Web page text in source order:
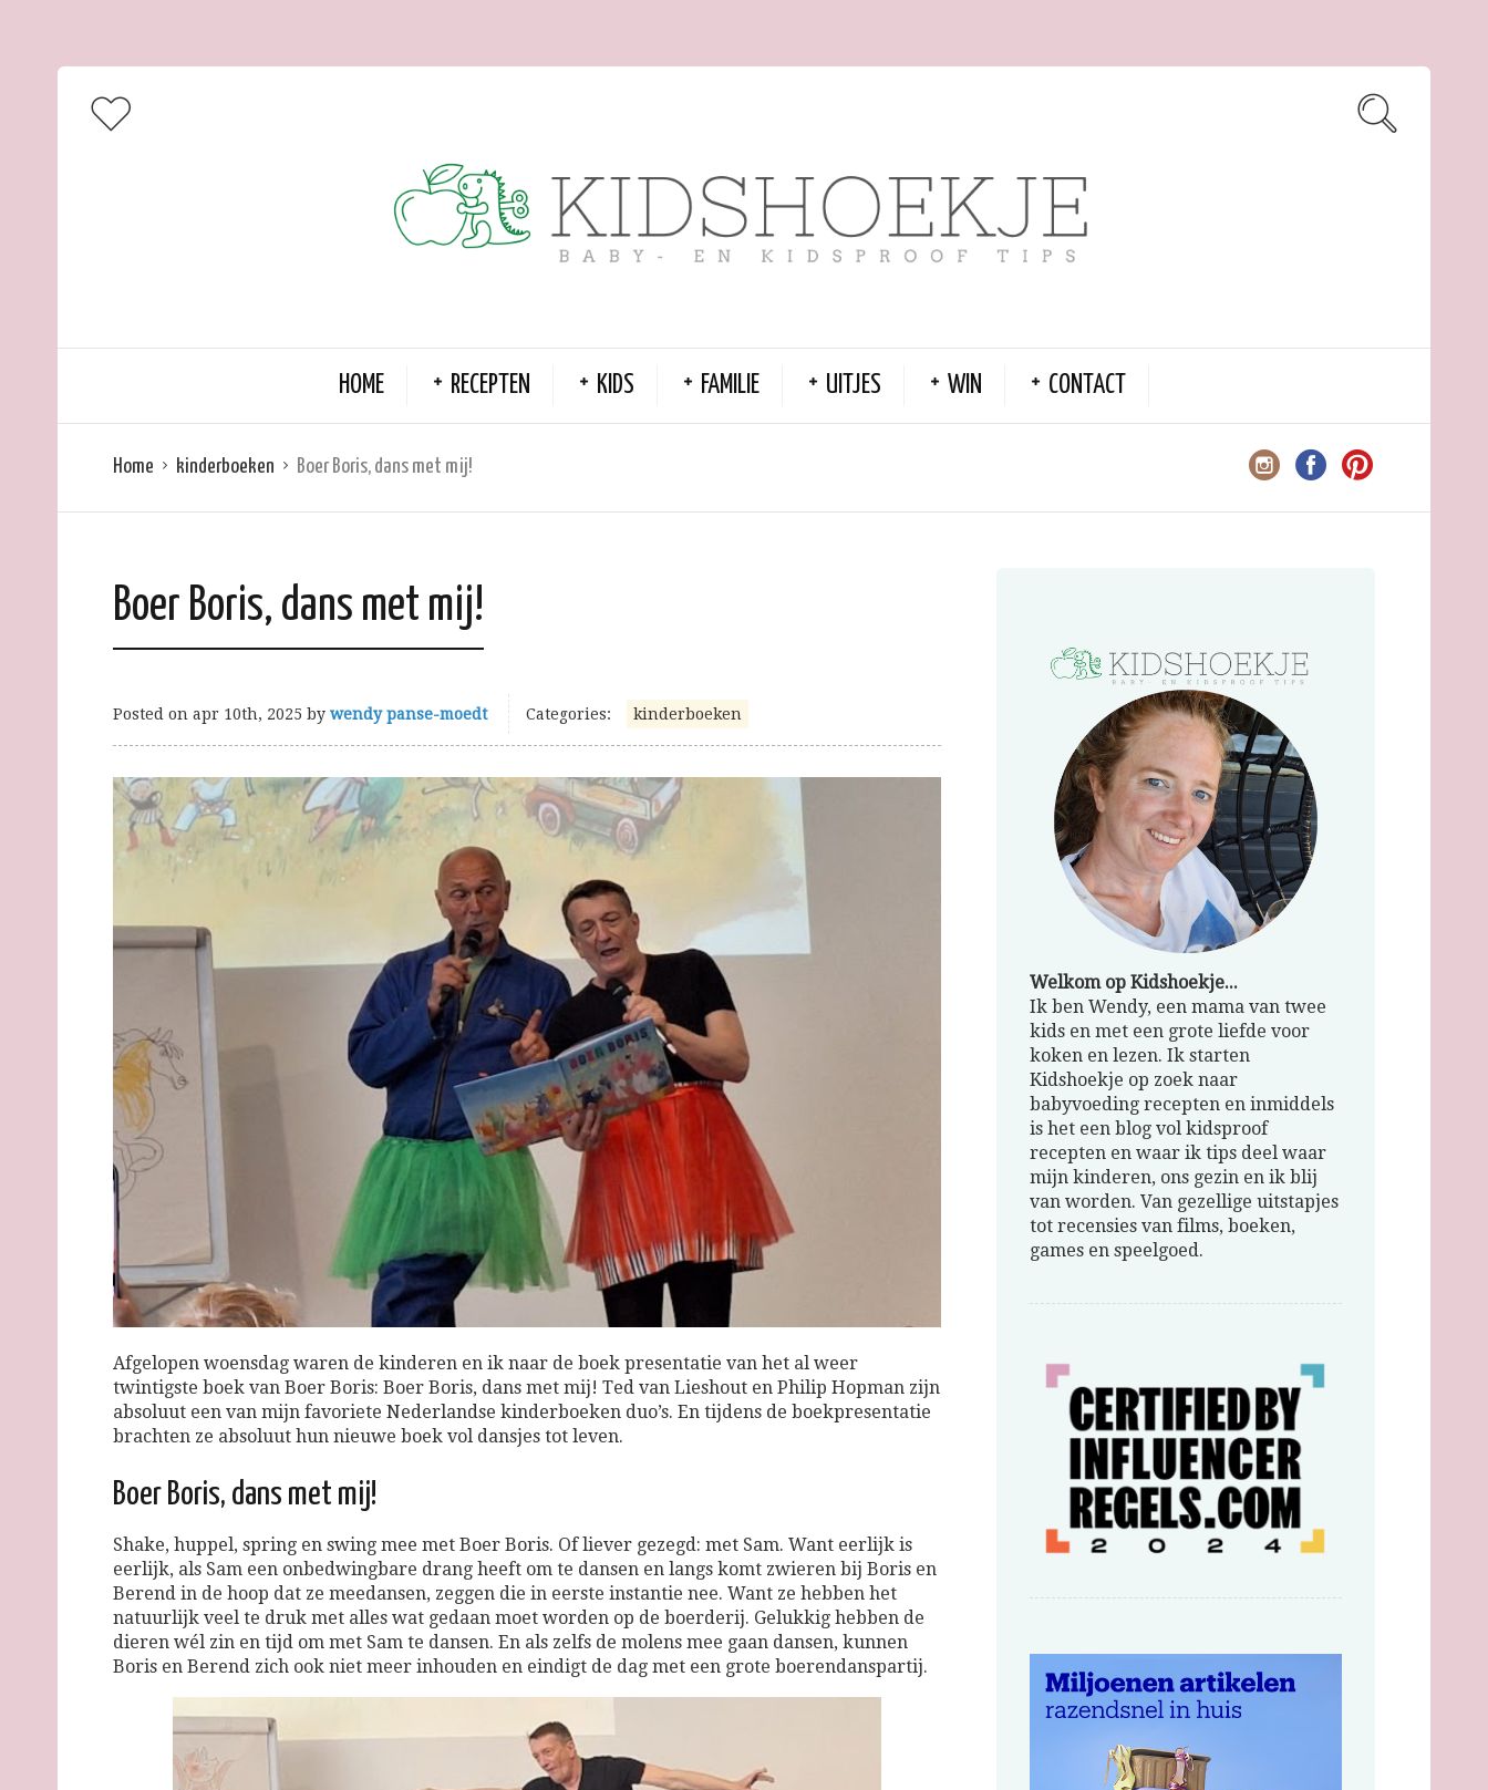
HOME RECEPTEN KIDS FAMILIE UITJES WIN CONTACT
Home kinderboeken Boer Boris, dans met mij!
Boer Boris, dans met mij!
Posted on apr 10th, 2025 by wendy panse-moedt Categories: kinderboeken
Afgelopen woensdag waren de kinderen en ik naar de boek presentatie van het al weer
twintigste boek van Boer Boris: Boer Boris, dans met mij! Ted van Lieshout en Philip Hopman zijn
absoluut een van mijn favoriete Nederlandse kinderboeken duo’s. En tijdens de boekpresentatie
brachten ze absoluut hun nieuwe boek vol dansjes tot leven.
Boer Boris, dans met mij!
Shake, huppel, spring en swing mee met Boer Boris. Of liever gezegd: met Sam. Want eerlijk is
eerlijk, als Sam een onbedwingbare drang heeft om te dansen en langs komt zwieren bij Boris en
Berend in de hoop dat ze meedansen, zeggen die in eerste instantie nee. Want ze hebben het
natuurlijk veel te druk met alles wat gedaan moet worden op de boerderij. Gelukkig hebben de
dieren wél zin en tijd om met Sam te dansen. En als zelfs de molens mee gaan dansen, kunnen
Boris en Berend zich ook niet meer inhouden en eindigt de dag met een grote boerendanspartij.
Welkom op Kidshoekje...
Ik ben Wendy, een mama van twee
kids en met een grote liefde voor
koken en lezen. Ik starten
Kidshoekje op zoek naar
babyvoeding recepten en inmiddels
is het een blog vol kidsproof
recepten en waar ik tips deel waar
mijn kinderen, ons gezin en ik blij
van worden. Van gezellige uitstapjes
tot recensies van films, boeken,
games en speelgoed.